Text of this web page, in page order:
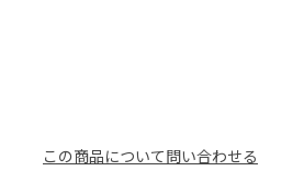
この商品について問い合わせる